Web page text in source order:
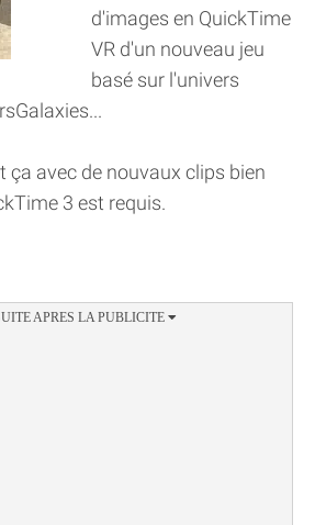
d'images en QuickTime
VR d'un nouveau jeu
basé sur l'univers
ça avec de nouvaux clips bien
3 est requis.